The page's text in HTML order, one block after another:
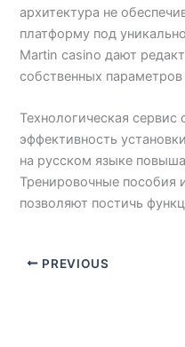
архитектура не
платформу под
Martin casino дают
собственных параметров
Технологическая сервис
эффективность
на русском языке
Тренировочные
позволяют постичь
PREVIOUS